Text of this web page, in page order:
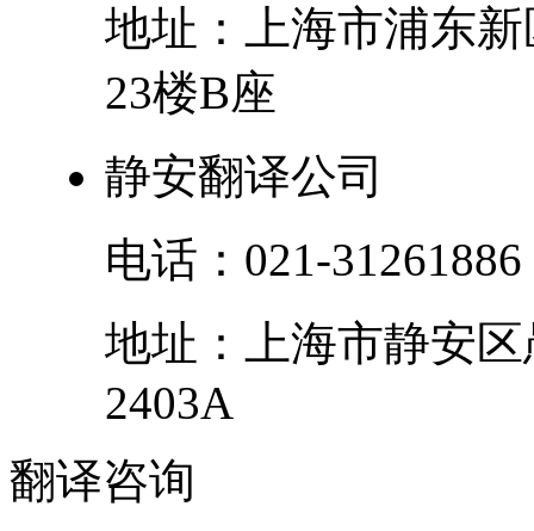
地址：
上海市浦东新
23楼B座
静安翻译公司
电话： 021-31261886
地址：
上海市静安区
2403A
翻译咨询